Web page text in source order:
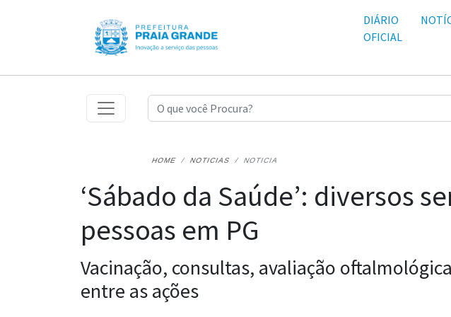
DIÁRIO
OFICIAL
HOME NOTICIAS NOTICIA
‘Sábado da Saúde’: diversos
pessoas em PG
Vacinação, consultas, avaliação
entre as ações